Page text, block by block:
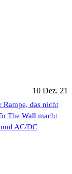
10 Dez. 21
das nicht
The Wall macht
AC/DC